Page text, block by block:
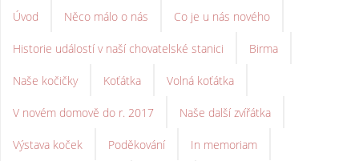
Úvod Něco málo o nás Co je u nás nového
Historie událostí v naší chovatelské stanici Birma
Naše kočičky Koťátka Volná koťátka
V novém domově do r. 2017 Naše další zvířátka
Výstava koček Poděkování In memoriam